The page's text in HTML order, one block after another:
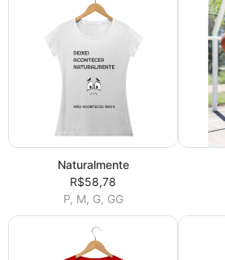
Naturalmente
R$58,78
P, M, G, GG